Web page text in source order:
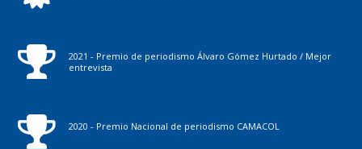
2021 - Premio de periodismo Álvaro Gómez Hurtado / Mejor
entrevista
2020 - Premio Nacional de periodismo CAMACOL